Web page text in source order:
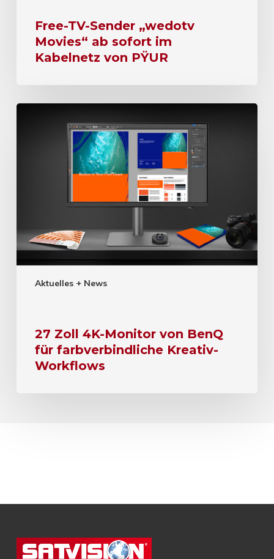
Free-TV-Sender „wedotv
Movies“ ab sofort im
Kabelnetz von PŸUR
Aktuelles + News
27 Zoll 4K-Monitor von BenQ
für farbverbindliche Kreativ-
Workflows